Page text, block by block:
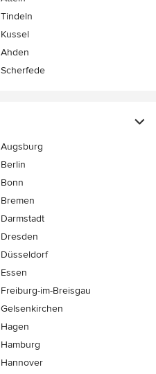
Tindeln
Kussel
Ahden
Scherfede
Augsburg
Berlin
Bonn
Bremen
Darmstadt
Dresden
Düsseldorf
Essen
Freiburg-im-Breisgau
Gelsenkirchen
Hagen
Hamburg
Hannover